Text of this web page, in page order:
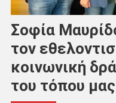
Σοφία
τον
κοινωνική
του τόπου